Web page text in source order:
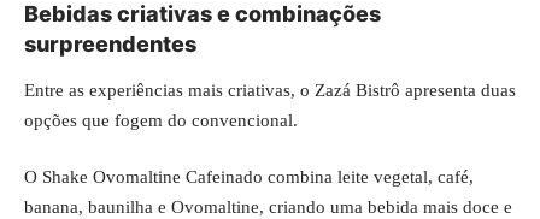
Bebidas criativas e combinações
surpreendentes
Entre as experiências mais criativas, o Zazá Bistrô apresenta duas
opções que fogem do convencional.
O Shake Ovomaltine Cafeinado combina leite vegetal, café,
banana, baunilha e Ovomaltine, criando uma bebida mais doce e